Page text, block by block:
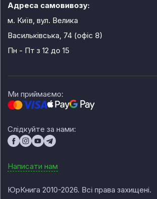
Адреса самовивозу:
м. Київ, вул. Велика
Васильківська, 74 (офіс 8)
Пн - Пт з 12 до 15
Ми приймаємо:
Слідкуйте за нами:
Написати нам
ЮрКнига 2010-2026. Всі права захищені.